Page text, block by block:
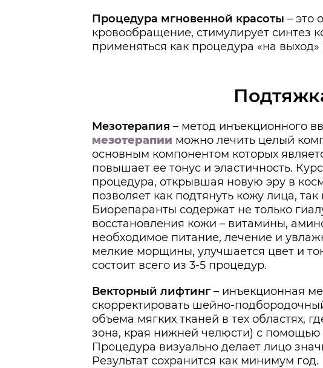
Процедура мгновенной красоты – это
кровообращение, стимулирует
применяться как процедура «на
Мезотерапия – метод инъекционного
мезотерапии можно лечить целый
основным компонентом которых
повышает ее тонус и эластичность.
процедура, открывшая новую эру в
позволяет как подтянуть кожу лица,
Биорепаранты содержат не только
восстановления кожи – витамины,
необходимое питание, лечение и
мелкие морщины, улучшается цвет и
состоит всего из 3-5 процедур.
Векторный лифтинг – инъекционная
скорректировать шейно-
объема мягких тканей в тех областях,
зона, края нижней челюсти) с помощью
Процедура визуально делает лицо
Результат сохранится как минимум год.